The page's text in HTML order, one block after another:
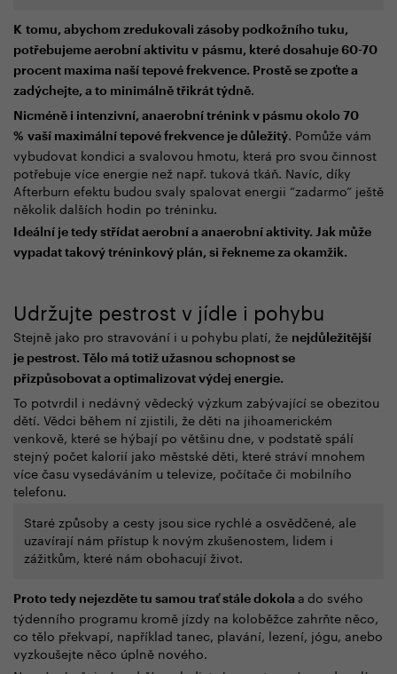
K tomu, abychom zredukovali zásoby podkožního tuku,
potřebujeme aerobní aktivitu v pásmu, které dosahuje 60-70
procent maxima naší tepové frekvence. Prostě se zpoťte a
zadýchejte, a to minimálně třikrát týdně.
Nicméně i intenzivní, anaerobní trénink v pásmu okolo 70
% vaší maximální tepové frekvence je důležitý. Pomůže vám
vybudovat kondici a svalovou hmotu, která pro svou činnost
potřebuje více energie než např. tuková tkáň. Navíc, díky
Afterburn efektu budou svaly spalovat energii “zadarmo“ ještě
několik dalších hodin po tréninku.
Ideální je tedy střídat aerobní a anaerobní aktivity. Jak může
vypadat takový tréninkový plán, si řekneme za okamžik.
Udržujte pestrost v jídle i pohybu
Stejně jako pro stravování i u pohybu platí, že nejdůležitější
je pestrost. Tělo má totiž užasnou schopnost se
přizpůsobovat a optimalizovat výdej energie.
To potvrdil i nedávný vědecký výzkum zabývající se obezitou
dětí. Vědci během ní zjistili, že děti na jihoamerickém
venkově, které se hýbají po většinu dne, v podstatě spálí
stejný počet kalorií jako městské děti, které stráví mnohem
více času vysedáváním u televize, počítače či mobilního
telefonu.
Staré způsoby a cesty jsou sice rychlé a osvědčené, ale
uzavírají nám přístup k novým zkušenostem, lidem i
zážitkům, které nám obohacují život.
Proto tedy nejezděte tu samou trať stále dokola ado svého
týdenního programu kromě jízdy na koloběžce zahrňte něco,
co tělo překvapí, například tanec, plavání, lezení, jógu, anebo
vyzkoušejte něco úplně nového.